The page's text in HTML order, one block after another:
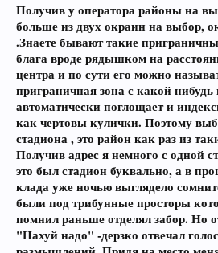
Получив у оператора районы на
больше из двух окраин на выбор,
.Знаете бывают такие
блага вроде рядышком на
центра и по сути его можно
приграничная зона с какой нибудь
автоматически поглощает и
как чертовы кулички. Поэтому
стадиона , это район как раз из
Получив адрес я немного с одной
это был стадион буквально, а в
клада уже ночью выглядело
были под трибунные просторы
помнил раньше отделял забор. Но
"Нахуй надо" -дерзко отвечал